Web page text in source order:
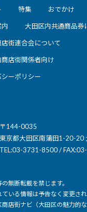
特集 おでかけ
大田区内共通商品券
街連合会について
店街関係者向け
ーポリシー
〒144-0035
東京都大田区南蒲田1-20-20
TEL:03-3731-8500 /
無断転載を禁じます。
いる情報は予告なく変更され
店街ナビ（大田区の魅力的な